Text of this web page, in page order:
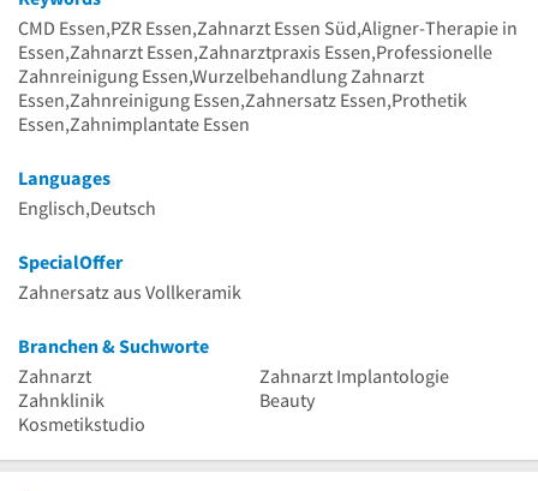
CMD Essen,PZR Essen,Zahnarzt Essen Süd,Aligner-Therapie in
Essen,Zahnarzt Essen,Zahnarztpraxis Essen,Professionelle
Zahnreinigung Essen,Wurzelbehandlung Zahnarzt
Essen,Zahnreinigung Essen,Zahnersatz Essen,Prothetik
Essen,Zahnimplantate Essen
Languages
Englisch,Deutsch
SpecialOffer
Zahnersatz aus Vollkeramik
Branchen & Suchworte
Zahnarzt
Zahnarzt Implantologie
Zahnklinik
Beauty
Kosmetikstudio